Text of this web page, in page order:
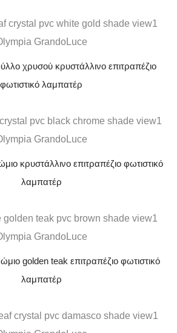
χρυσού κρυστάλλινο επιτραπέζιο
φωτιστικό λαμπατέρ
κρυστάλλινο επιτραπέζιο φωτιστικό
λαμπατέρ
golden teak επιτραπέζιο φωτιστικό
λαμπατέρ